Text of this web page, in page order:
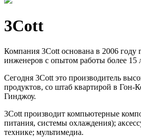
3Cott
Компания 3Cott основана в 2006 году
инженеров с опытом работы более 15
Сегодня 3Cott это производитель
продуктов, со штаб квартирой в Гон-
Гинджоу.
3Cott производит компьютерные
питания, системы охлаждения);
технике; мультимедиа.